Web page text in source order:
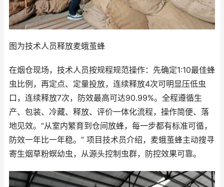
图为技术人员释放麦蛾茧蜂
在烟仓现场，技术人员按规程规范操作：先确定1:10最佳蜂
虫比例，再定点、定量投放，连续释放4次可明显压低虫
口，连续释放7次，防效最高可达90.99%。全程遵循生
产、包装、冷藏、释放、评价一体化流程，操作简便、落
地见效。“从室内繁育到仓间放蜂，每一步都有标准可循，
防效一年比一年稳。” 项目技术员介绍，麦蛾茧蜂主动搜寻
寄生烟草粉螟幼虫，从源头控制虫群，防控效果可靠。